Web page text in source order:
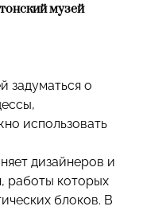
музей
задуматься о
использовать
дизайнеров и
работы которых
блоков. В